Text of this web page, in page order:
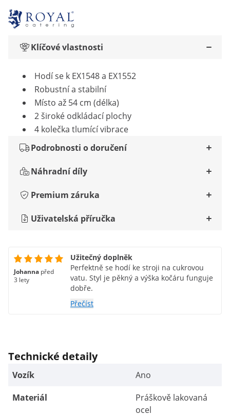
Klíčové vlastnosti
Hodí se k EX1548 a EX1552
Robustní a stabilní
Místo až 54 cm (délka)
2 široké odkládací plochy
4 kolečka tlumící vibrace
Podrobnosti o doručení
Náhradní díly
Premium záruka
Uživatelská příručka
Johanna před
3 lety
Užitečný doplněk
Perfektně se hodí ke stroji na cukrovou
vatu. Styl je pěkný a výška kočáru funguje
dobře.
Přečíst
Technické detaily
Vozík
Ano
Materiál
Práškově lakovaná
ocel